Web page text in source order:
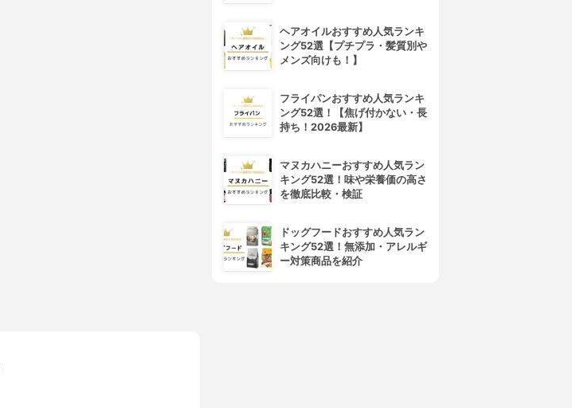
ヘアオイルおすすめ人気ランキ
ング52選【プチプラ・髪質別や
メンズ向けも！】
フライパンおすすめ人気ランキ
ング52選！【焦げ付かない・長
持ち！2026最新】
マヌカハニーおすすめ人気ラン
キング52選！味や栄養価の高さ
を徹底比較・検証
ドッグフードおすすめ人気ラン
キング52選！無添加・アレルギ
ー対策商品を紹介